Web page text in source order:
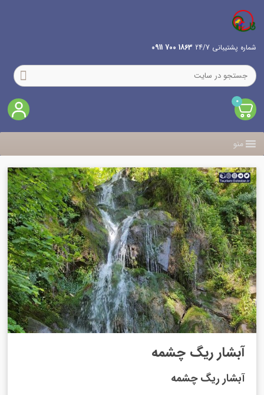
شماره پشتیبانی 24/7 1863 700 0911
0
منو
آبشار ریگ چشمه
آبشار ریگ چشمه